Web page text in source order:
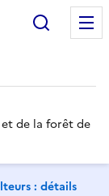
de la forêt de
: détails